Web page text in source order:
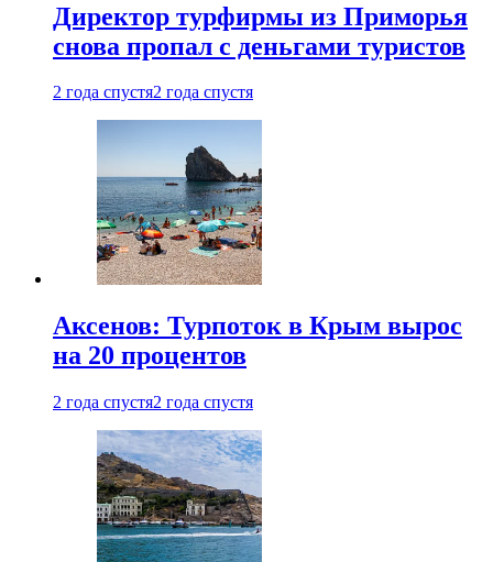
Директор турфирмы из Приморья
снова пропал с деньгами туристов
2 года спустя2 года спустя
Аксенов: Турпоток в Крым вырос
на 20 процентов
2 года спустя2 года спустя